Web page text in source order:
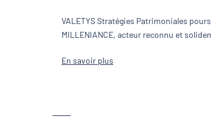
VALETYS Stratégies Patrimoniales
MILLENIANCE, acteur reconnu et
En savoir plus